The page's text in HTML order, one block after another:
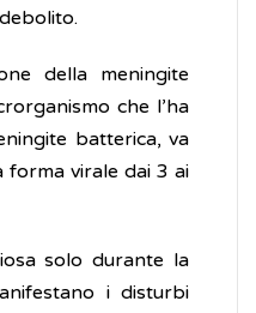
della meningite
che l’ha
batterica, va
forma virale dai 3 ai
solo durante la
i disturbi